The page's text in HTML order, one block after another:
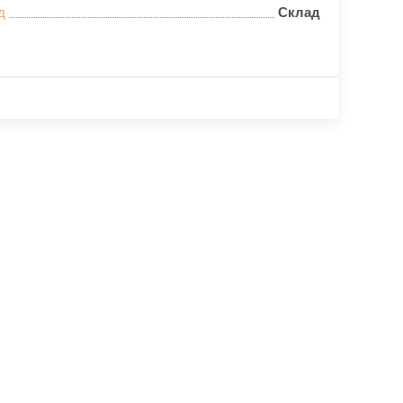
Склад